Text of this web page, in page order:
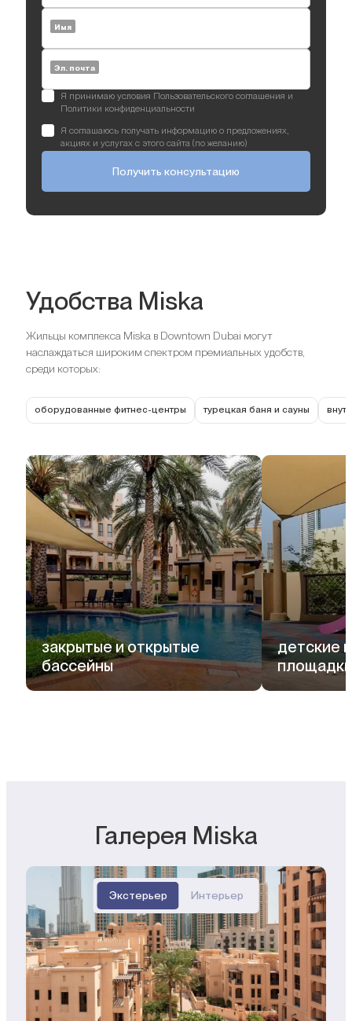
Имя
Эл. почта
Я принимаю условия Пользовательского соглашения и
Политики конфиденциальности
Я соглашаюсь получать информацию о предложениях,
акциях и услугах с этого сайта (по желанию)
Получить консультацию
Удобства Miska
Жильцы комплекса Miska в Downtown Dubai могут
наслаждаться широким спектром премиальных удобств,
среди которых:
закрытые и открытые
бассейны
детские
площадки
оборудованные фитнес-центры турецкая баня и сауны
Галерея Miska
Экстерьер Интерьер